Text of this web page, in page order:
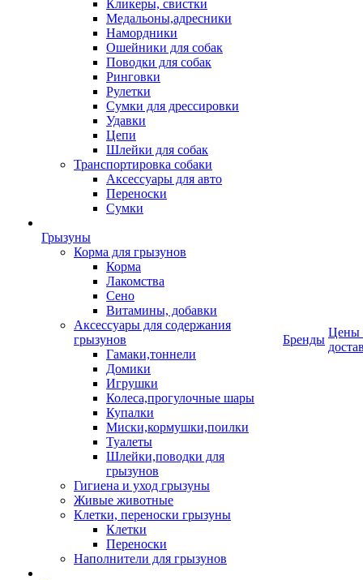
Кликеры, свистки
Медальоны,адресники
Намордники
Ошейники для собак
Поводки для собак
Ринговки
Рулетки
Сумки для дрессировки
Удавки
Цепи
Шлейки для собак
Транспортировка собаки
Аксессуары для авто
Переноски
Сумки
Грызуны
Корма для грызунов
Корма
Лакомства
Сено
Витамины, добавки
Аксессуары для содержания
грызунов
Гамаки,тоннели
Домики
Игрушки
Колеса,прогулочные шары
Купалки
Миски,кормушки,поилки
Туалеты
Шлейки,поводки для
грызунов
Гигиена и уход грызуны
Живые животные
Клетки, переноски грызуны
Клетки
Переноски
Наполнители для грызунов
Бренды
Цены